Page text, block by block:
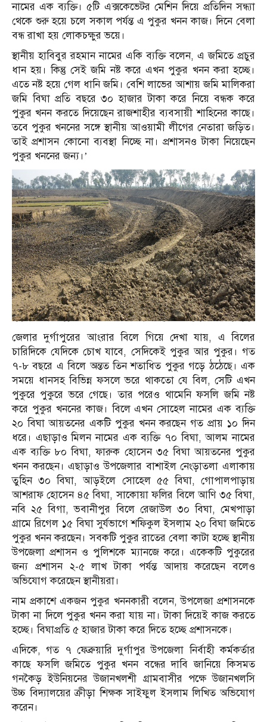
নামের এক ব্যক্তি। ৫টি এক্সকেভেটর মেশিন দিয়ে প্রতিদিন সন্ধ্যা
থেকে শুরু হয়ে চলে সকাল পর্যন্ত এ পুকুর খনন কাজ। দিনে বেলা
বন্ধ রাখা হয় লোকচক্ষুর ভয়ে।
স্থানীয় হাবিবুর রহমান নামের একি ব্যক্তি বলেন, এ জমিতে প্রচুর
ধান হয়। কিন্তু সেই জমি নষ্ট করে এখন পুকুর খনন করা হচ্ছে।
এতে নষ্ট হয়ে গেল ধানি জমি। বেশি লাভের আশায় জমি মালিকরা
জমি বিঘা প্রতি বছরে ৩০ হাজার টাকা করে নিয়ে বন্ধক করে
পুকুর খনন করতে দিয়েছেন রাজশাহীর ব্যবসায়ী শাহিনের কাছে।
তবে পুকুর খননের সঙ্গে স্থানীয় আওয়ামী লীগের নেতারা জড়িত।
তাই প্রশাসন কোনো ব্যবস্থা নিচ্ছে না। প্রশাসনও টাকা নিয়েছেন
পুকুর খননের জন্য।’
জেলার দুর্গাপুরের আংরার বিলে গিয়ে দেখা যায়, এ বিলের
চারিদিকে যেদিকে চোখ যাবে, সেদিকেই পুকুর আর পুকুর। গত
৭-৮ বছরে এ বিলে অন্তত তিন শতাধিত পুকুর গড়ে ঠঠেছে। এক
সময়ে ধানসহ বিভিন্ন ফসলে ভরে থাকতো যে বিল, সেটি এখন
পুকুরে পুকুরে ভরে গেছে। তার পরেও থামেনি ফসলি জমি নষ্ট
করে পুকুর খননের কাজ। বিলে এখন সোহেল নামের এক ব্যক্তি
২০ বিঘা আয়তনের একটি পুকুর খনন করছেন গত প্রায় ১০ দিন
ধরে। এছাড়াও মিলন নামের এক ব্যক্তি ৭০ বিঘা, আলম নামের
এক ব্যক্তি ৮০ বিঘা, ফারুক হোসেন ৩৫ বিঘা আয়তনের পুকুর
খনন করছেন। এছাড়াও উপজেলার বাশাইল নেংড়াতলা এলাকায়
তুহিন ৩০ বিঘা, আড়ইলে সোহেল ৫৫ বিঘা, গোপালপাড়ায়
আশরাফ হোসেন ৪৫ বিঘা, সাকোয়া ফলির বিলে আণি ৩৫ বিঘা,
নবি ২৫ বিগা, ভবানীপুর বিলে রেজাউল ৩০ বিঘা, মেখপাড়া
গ্রামে রিগেল ১৫ বিঘা সুর্যভাগে শফিকুল ইসলাম ২০ বিঘা জমিতে
পুকুর খনন করছেন। সবকটি পুকুর রাতের বেলা কাটা হচ্ছে স্থানীয়
উপজেলা প্রশাসন ও পুলিশকে ম্যানজে করে। একেকটি পুকুরের
জন্য প্রশাসন ২-৫ লাখ টাকা পর্যন্ত আদায় করেছেন বলেও
অভিযোগ করেছেন স্থানীয়রা।
নাম প্রকাশে একজন পুকুর খননকারী বলেন, উপলেজা প্রশাসনকে
টাকা না দিলে পুকুর খনন করা যায় না। টাকা দিয়েই কাজ করতে
হচ্ছে। বিঘাপ্রতি ৫ হাজার টাকা করে দিতে হচ্ছে প্রশাসনকে।
এদিকে, গত ৭ ফেব্রুয়ারি দুর্গাপুর উপজেলা নির্বাহী কর্মকর্তার
কাছে ফসলি জমিতে পুকুর খনন বন্ধের দাবি জানিয়ে কিসমত
গনকৈড় ইউনিয়নের উজানখলশী গ্রামবাসীর পক্ষে উজানখলসি
উচ্চ বিদ্যালয়ের ক্রীড়া শিক্ষক সাইফুল ইসলাম লিখিত অভিযোগ
করেন।